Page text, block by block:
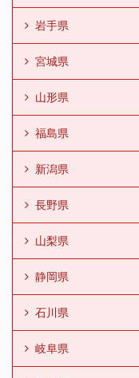
岩手県
宮城県
山形県
福島県
新潟県
長野県
山梨県
静岡県
石川県
岐阜県